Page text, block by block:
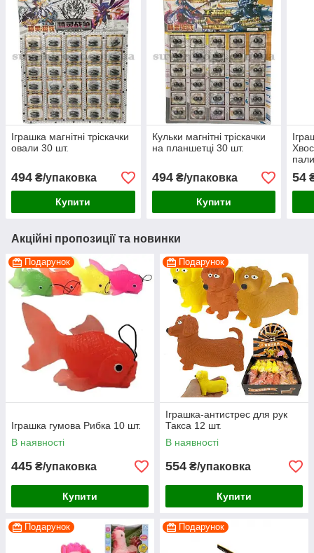
Іграшка магнітні тріскачки
овали 30 шт.
494 ₴/упаковка
Купити
Кульки магнітні тріскачки
на планшетці 30 шт.
494₴/упаковка
Купити
54
Акційні пропозиції та новинки
Подарунок
Іграшка гумова Рибка 10 шт.
В наявності
445 ₴/упаковка
Купити
Подарунок
Іграшка-антистрес для рук
Такса 12 шт.
В наявності
554 ₴/упаковка
Купити
Подарунок Подарунок